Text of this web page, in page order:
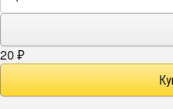
20 ₽